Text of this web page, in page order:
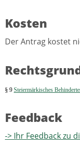
Kosten
Der Antrag kostet
§ 9 Steiermärkisches
Feedback
-> Ihr Feedback zu